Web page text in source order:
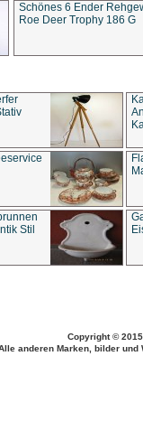
Schönes 6 Ender
Roe Deer Trophy 186 G
Stil
Copyright ©
anderen Marken, bilder und